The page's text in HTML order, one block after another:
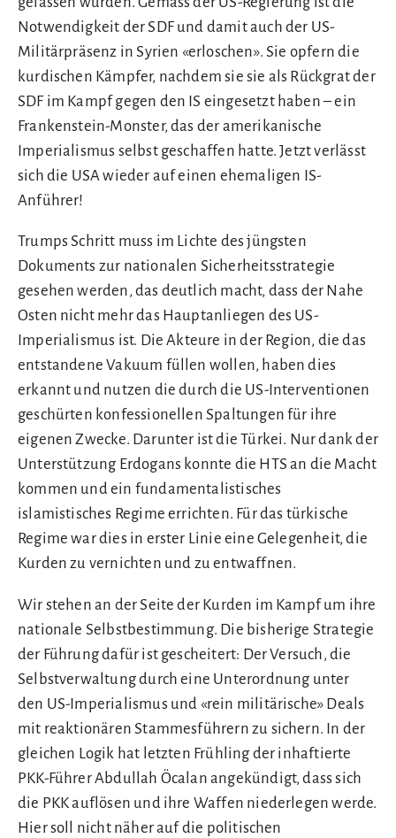
Notwendigkeit der SDF und damit auch der US-
Militärpräsenz in Syrien «erloschen». Sie opfern die
kurdischen Kämpfer, nachdem sie sie als Rückgrat der
SDF im Kampf gegen den IS eingesetzt haben – ein
Frankenstein-Monster, das der amerikanische
Imperialismus selbst geschaffen hatte. Jetzt verlässt
sich die USA wieder auf einen ehemaligen IS-
Anführer!
Trumps Schritt muss im Lichte des jüngsten
Dokuments zur nationalen Sicherheitsstrategie
gesehen werden, das deutlich macht, dass der Nahe
Osten nicht mehr das Hauptanliegen des US-
Imperialismus ist. Die Akteure in der Region, die das
entstandene Vakuum füllen wollen, haben dies
erkannt und nutzen die durch die US-Interventionen
geschürten konfessionellen Spaltungen für ihre
eigenen Zwecke. Darunter ist die Türkei. Nur dank der
Unterstützung Erdogans konnte die HTS an die Macht
kommen und ein fundamentalistisches
islamistisches Regime errichten. Für das türkische
Regime war dies in erster Linie eine Gelegenheit, die
Kurden zu vernichten und zu entwaffnen.
Wir stehen an der Seite der Kurden im Kampf um ihre
nationale Selbstbestimmung. Die bisherige Strategie
der Führung dafür ist gescheitert: Der Versuch, die
Selbstverwaltung durch eine Unterordnung unter
den US-Imperialismus und «rein militärische» Deals
mit reaktionären Stammesführern zu sichern. In der
gleichen Logik hat letzten Frühling der inhaftierte
PKK-Führer Abdullah Öcalan angekündigt, dass sich
die PKK auflösen und ihre Waffen niederlegen werde.
Hier soll nicht näher auf die politischen